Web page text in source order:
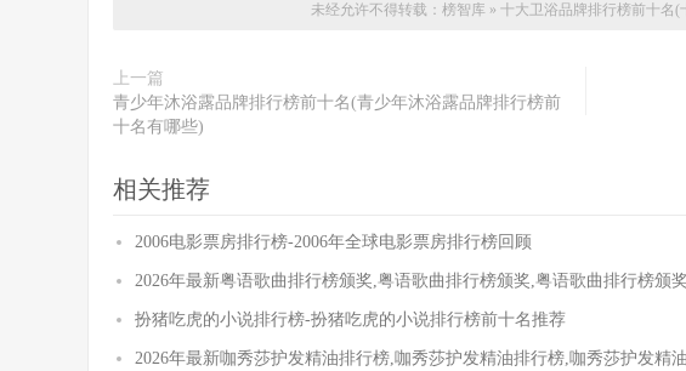
未经允许不得转载： 榜智库 » 十大卫浴品牌排行榜前十名
上一篇
青少年沐浴露品牌排行榜前十名(青少年沐浴露品牌排行榜前
十名有哪些)
相关推荐
2006电影票房排行榜-2006年全球电影票房排行榜回顾
2026年最新粤语歌曲排行榜颁奖,粤语歌曲排行榜颁奖,粤语歌曲排行榜颁
扮猪吃虎的小说排行榜-扮猪吃虎的小说排行榜前十名推荐
2026年最新咖秀莎护发精油排行榜,咖秀莎护发精油排行榜,咖秀莎护发精